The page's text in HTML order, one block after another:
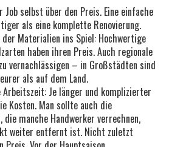
selbst über den Preis. Eine einfache
als eine komplette Renovierung.
Materialien ins Spiel: Hochwertige
haben ihren Preis. Auch regionale
vernachlässigen – in Großstädten sind
als auf dem Land.
Je länger und komplizierter
Kosten. Man sollte auch die
manche Handwerker verrechnen,
weiter entfernt ist. Nicht zuletzt